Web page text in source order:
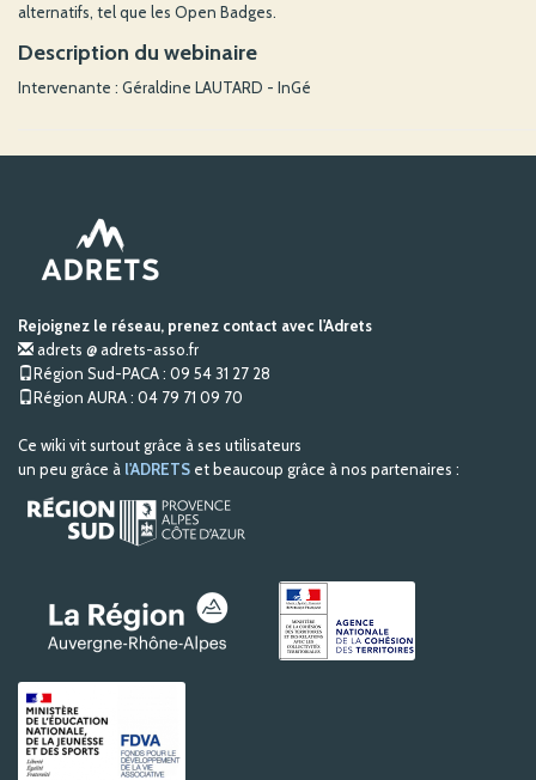
alternatifs, tel que les Open Badges.
Description du webinaire
Intervenante : Géraldine LAUTARD - InGé
Rejoignez le réseau, prenez contact avec l'Adrets
adrets @ adrets-asso.fr
Région Sud-PACA : 09 54 31 27 28
Région AURA : 04 79 71 09 70
Ce wiki vit surtout grâce à ses utilisateurs
un peu grâce à l'ADRETS et beaucoup grâce à nos partenaires :